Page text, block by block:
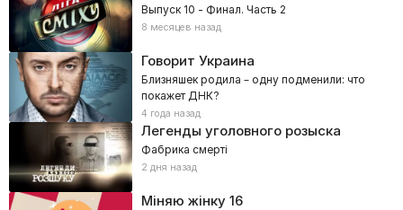
Выпуск 10 - Финал. Часть 2
8 месяцев назад
Говорит Украина
Близняшек родила – одну подменили: что
покажет ДНК?
4 года назад
Легенды уголовного розыска
Фабрика смерті
2 дня назад
Міняю жінку16